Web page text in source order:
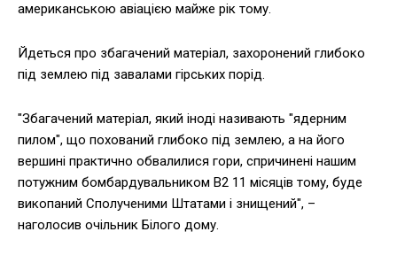
американською авіацією майже рік тому.
Йдеться про збагачений матеріал, захоронений глибоко
під землею під завалами гірських порід.
"Збагачений матеріал, який іноді називають "ядерним
пилом", що похований глибоко під землею, а на його
вершині практично обвалилися гори, спричинені нашим
потужним бомбардувальником B2 11 місяців тому, буде
викопаний Сполученими Штатами і знищений", –
наголосив очільник Білого дому.